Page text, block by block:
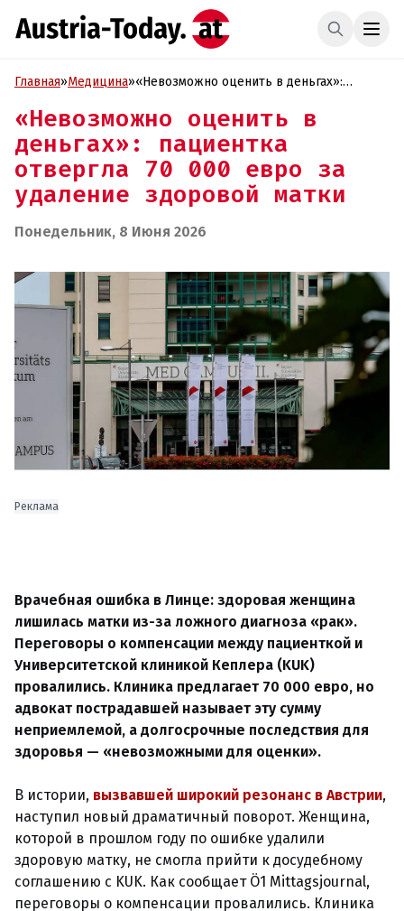
Главная»Медицина»«Невозможно оценить в деньгах»:
удаление здоровой матки
«Невозможно оценить в
деньгах»: пациентка
отвергла 70 000 евро за
удаление здоровой матки
Понедельник, 8 Июня 2026
Реклама
Врачебная ошибка в Линце: здоровая женщина
лишилась матки из-за ложного диагноза «рак».
Переговоры о компенсации между пациенткой и
Университетской клиникой Кеплера (KUK)
провалились. Клиника предлагает 70 000 евро, но
адвокат пострадавшей называет эту сумму
неприемлемой, а долгосрочные последствия для
здоровья — «невозможными для оценки».
В истории, вызвавшей широкий резонанс в Австрии,
наступил новый драматичный поворот. Женщина,
которой в прошлом году по ошибке удалили
здоровую матку, не смогла прийти к досудебному
соглашению с KUK. Как сообщает Ö1 Mittagsjournal,
переговоры о компенсации провалились. Клиника